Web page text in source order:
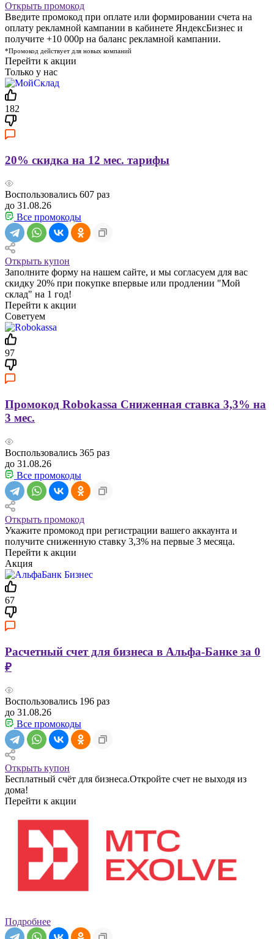
Открыть промокод
Введите промокод при оплате или формировании счета на
оплату рекламной кампании в кабинете ЯндексБизнес и
получите +10 000р на баланс рекламной кампании.
*Промокод действует для новых компаний
Перейти к акции
Только у нас
182
20% скидка на 12 мес. тарифы
Воспользовались 607 раз
до 31.08.26
Все промокоды
Открыть купон
Заполните форму на нашем сайте, и мы согласуем для вас
скидку 20% при покупке впервые или продлении "Мой
склад" на 1 год!
Перейти к акции
Советуем
97
Промокод Robokassa Сниженная ставка 3,3% на
3 мес.
Воспользовались 365 раз
до 31.08.26
Все промокоды
Открыть промокод
Укажите промокод при регистрации вашего аккаунта и
получите сниженную ставку 3,3% на первые 3 месяца.
Перейти к акции
Акция
67
Расчетный счет для бизнеса в Альфа-Банке за 0
₽
Воспользовались 196 раз
до 31.08.26
Все промокоды
Открыть купон
Бесплатный счёт для бизнеса.Откройте счет не выходя из
дома!
Перейти к акции
Подробнее